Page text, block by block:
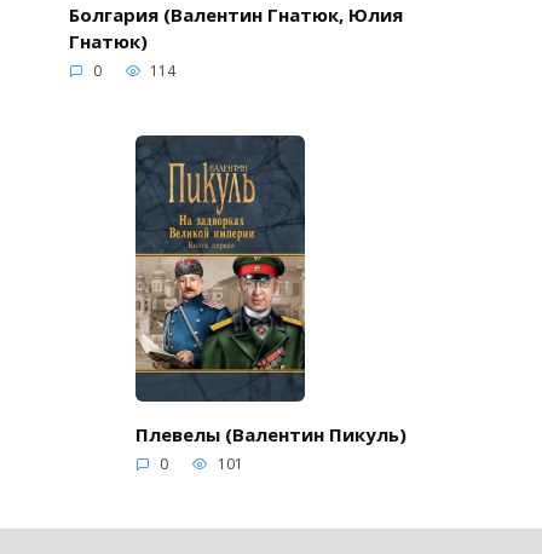
Болгария (Валентин Гнатюк, Юлия
Гнатюк)
0 114
Плевелы (Валентин Пикуль)
0 101